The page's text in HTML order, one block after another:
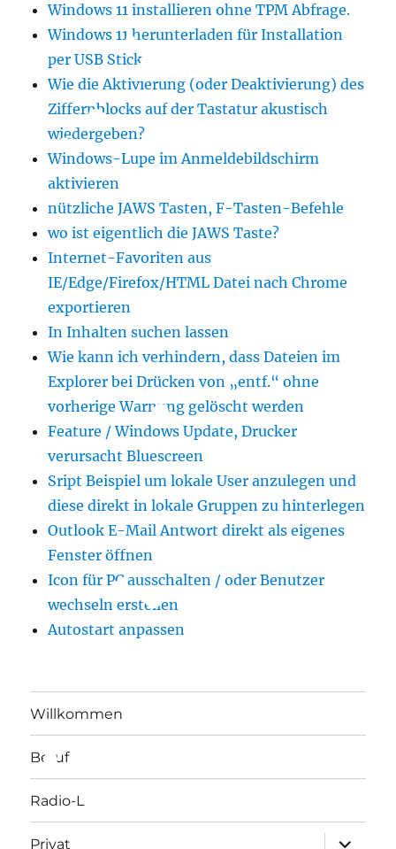
Windows 11 installieren ohne TPM Abfrage.
Windows 11 herunterladen für Installation
per USB Stick
Wie die Aktivierung (oder Deaktivierung) des
Ziffernblocks auf der Tastatur akustisch
wiedergeben?
Windows-Lupe im Anmeldebildschirm
aktivieren
nützliche JAWS Tasten, F-Tasten-Befehle
wo ist eigentlich die JAWS Taste?
Internet-Favoriten aus
IE/Edge/Firefox/HTML Datei nach Chrome
exportieren
In Inhalten suchen lassen
Wie kann ich verhindern, dass Dateien im
Explorer bei Drücken von „entf.“ ohne
vorherige Warnung gelöscht werden
Feature / Windows Update, Drucker
verursacht Bluescreen
Sript Beispiel um lokale User anzulegen und
diese direkt in lokale Gruppen zu hinterlegen
Outlook E-Mail Antwort direkt als eigenes
Fenster öffnen
Icon für PC ausschalten / oder Benutzer
wechseln erstellen
Autostart anpassen
Willkommen
Beruf
Radio-L
Privat